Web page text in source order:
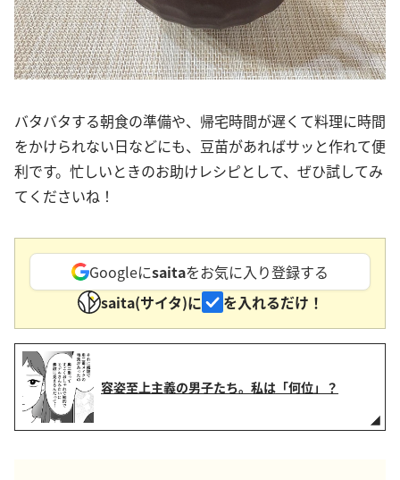
バタバタする朝食の準備や、帰宅時間が遅くて料理に時間
をかけられない日などにも、豆苗があればサッと作れて便
利です。忙しいときのお助けレシピとして、ぜひ試してみ
てくださいね！
Googleにsaitaをお気に入り登録する
saita(サイタ)に
を入れるだけ！
容姿至上主義の男子たち。私は「何位」？